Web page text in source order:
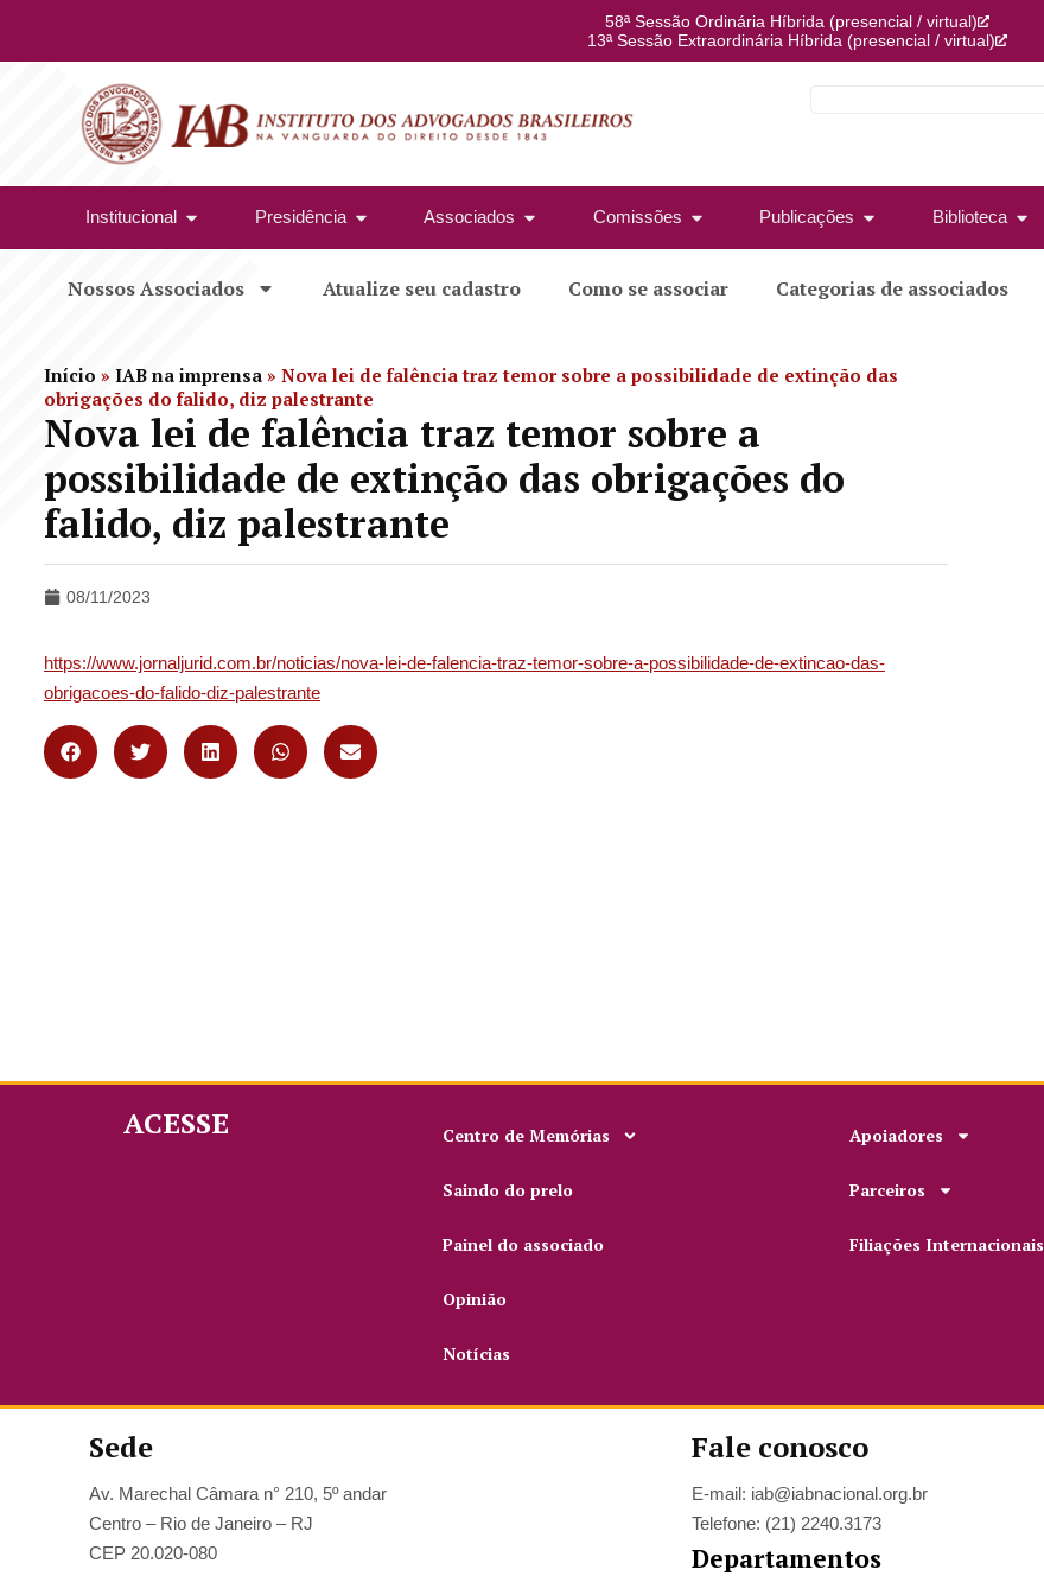
58ª Sessão Ordinária Híbrida (presencial / virtual)
13ª Sessão Extraordinária Híbrida (presencial / virtual)
Institucional Presidência Associados Comissões Publicações Biblioteca
Nossos Associados Atualize seu cadastro Como se associar Categorias de associados
Início » IAB na imprensa » Nova lei de falência traz temor sobre a possibilidade de extinção das
obrigações do falido, diz palestrante
Nova lei de falência traz temor sobre a
possibilidade de extinção das obrigações do
falido, diz palestrante
08/11/2023
https://www.jornaljurid.com.br/noticias/nova-lei-de-falencia-traz-temor-sobre-a-possibilidade-de-extincao-das-
obrigacoes-do-falido-diz-palestrante
ACESSE Centro de Memórias
Saindo do prelo
Painel do associado
Opinião
Notícias
Apoiadores
Parceiros
Filiações Internacionais
Sede
Av. Marechal Câmara n° 210, 5º andar
Centro – Rio de Janeiro – RJ
CEP 20.020-080
Fale conosco
E-mail: iab@iabnacional.org.br
Telefone: (21) 2240.3173
Departamentos